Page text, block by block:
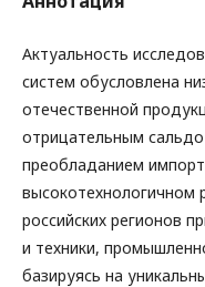
Актуальность
систем обусловлена
отечественной
отрицательным
преобладанием
высокотехнологичном
российских регионов
и техники,
базируясь на